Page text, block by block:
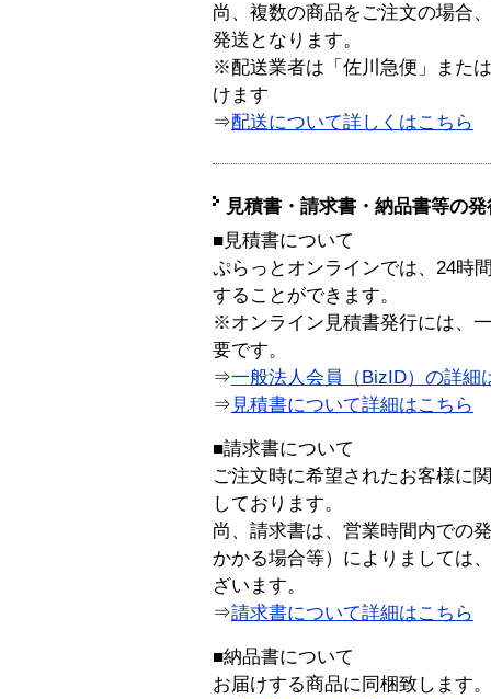
尚、複数の商品をご注文の場合
発送となります。
※配送業者は「佐川急便」また
けます
⇒配送について詳しくはこちら
見積書・請求書・納品書等の
■見積書について
ぷらっとオンラインでは、24時
することができます。
※オンライン見積書発行には、
要です。
⇒一般法人会員（BizID）の詳細
⇒ 見積書について詳細はこちら
■請求書について
ご注文時に希望されたお客様に
しております。
尚、請求書は、営業時間内での
かかる場合等）によりましては
ざいます。
⇒請求書について詳細はこちら
■納品書について
お届けする商品に同梱致します。